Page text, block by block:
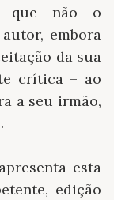
que não o
embora
da sua
crítica – ao
a seu irmão,
esta
edição